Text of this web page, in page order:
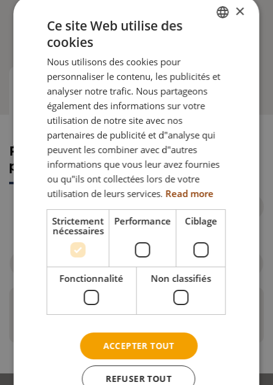
Référence article
Référence article pour commande
pièce détachée
Harnais H rembourré avec boucle
Description
GERMAN
×
Ce site Web utilise des
cookies
Nous utilisons des cookies pour
personnaliser le contenu, les publicités et
analyser notre trafic. Nous partageons
également des informations sur votre
utilisation de notre site avec nos
partenaires de publicité et d"analyse qui
peuvent les combiner avec d"autres
informations que vous leur avez fournies
ou qu"ils ont collectées lors de votre
utilisation de leurs services. Read more
Strictement
nécessaires
Performance Ciblage
Fonctionnalité Non classifiés
ACCEPTER TOUT
REFUSER TOUT